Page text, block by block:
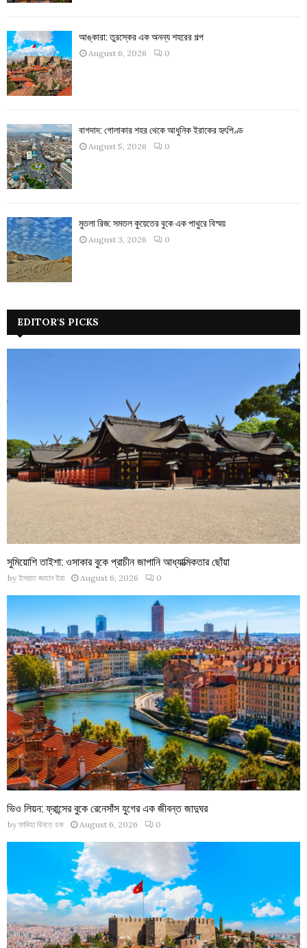
আঙ্কারা: তুরস্কের এক অনন্য শহরের গল্প
August 6, 2026 0
বাগদাদ: গোলাকার শহর থেকে আধুনিক ইরাকের হৃৎপিণ্ড
August 5, 2026 0
মুতলা রিজ: সমতল কুয়েতের বুকে এক পাথুরে বিস্ময়
August 3, 2026 0
EDITOR'S PICKS
সুমিয়োশি তাইশা: ওসাকার বুকে প্রাচীন জাপানি আধ্যাত্মিকতার ছোঁয়া
by ইসরাত জাহান ইরা August 6, 2026 0
ভিও লিয়ন: ফ্রান্সের বুকে রেনেসাঁস যুগের এক জীবন্ত জাদুঘর
by ফাবিহা বিনতে হক August 6, 2026 0